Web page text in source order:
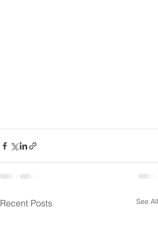
Recent Posts See All